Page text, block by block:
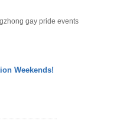
gay pride events
Weekends!